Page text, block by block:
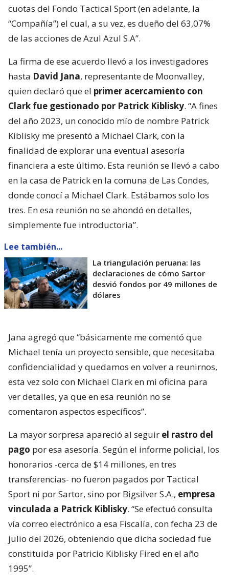
cuotas del Fondo Tactical Sport (en adelante, la
“Compañía”) el cual, a su vez, es dueño del 63,07%
de las acciones de Azul Azul S.A”.
La firma de ese acuerdo llevó a los investigadores
hasta David Jana, representante de Moonvalley,
quien declaró que el primer acercamiento con
Clark fue gestionado por Patrick Kiblisky. “A fines
del año 2023, un conocido mío de nombre Patrick
Kiblisky me presentó a Michael Clark, con la
finalidad de explorar una eventual asesoría
financiera a este último. Esta reunión se llevó a cabo
en la casa de Patrick en la comuna de Las Condes,
donde conocí a Michael Clark. Estábamos solo los
tres. En esa reunión no se ahondó en detalles,
simplemente fue introductoria”.
Lee también...
La triangulación peruana: las
declaraciones de cómo Sartor
desvió fondos por 49 millones de
dólares
Jana agregó que “básicamente me comentó que
Michael tenía un proyecto sensible, que necesitaba
confidencialidad y quedamos en volver a reunirnos,
esta vez solo con Michael Clark en mi oficina para
ver detalles, ya que en esa reunión no se
comentaron aspectos específicos”.
La mayor sorpresa apareció al seguir el rastro del
pago por esa asesoría. Según el informe policial, los
honorarios -cerca de $14 millones, en tres
transferencias- no fueron pagados por Tactical
Sport ni por Sartor, sino por Bigsilver S.A., empresa
vinculada a Patrick Kiblisky. “Se efectuó consulta
vía correo electrónico a esa Fiscalía, con fecha 23 de
julio del 2026, obteniendo que dicha sociedad fue
constituida por Patricio Kiblisky Fired en el año
1995”.